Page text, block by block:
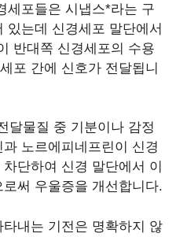
세포들은 시냅스*라는 구
있는데 신경세포 말단에서
반대쪽 신경세포의 수용
포 간에 신호가 전달됩니
달물질 중 기분이나 감정
노르에피네프린이 신경
단하여 신경 말단에서 이
써 우울증을 개선합니다.
내는 기전은 명확하지 않